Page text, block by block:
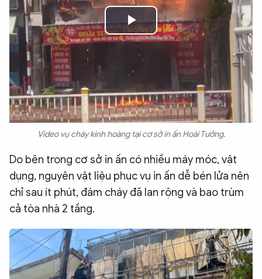
Play
Video
Video vụ cháy kinh hoàng tại cơ sở in ấn Hoài Tưởng.
Do bên trong cơ sở in ấn có nhiều máy móc, vật
dụng, nguyên vật liệu phục vụ in ấn dễ bén lửa nên
chỉ sau ít phút, đám cháy đã lan rộng và bao trùm
cả tòa nhà 2 tầng.